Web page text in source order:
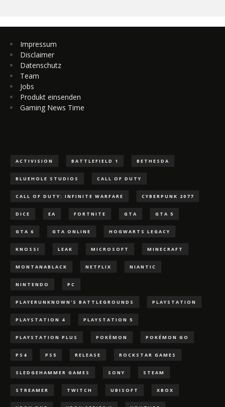
Impressum
Disclaimer
Datenschutz
Team
Jobs
Produkt einsenden
Gaming News Time
ACTIVISION BATTLEFIELD 1 BETHESDA
BLUEHOLE STUDIOS CALL OF DUTY
CALL OF DUTY: INFINITE WARFARE CYBERPUNK 2077
DICE EA FORTNITE GTA GTA 5
GTA 6 GTA ONLINE HOGWARTS LEGACY
KNOSSI LEAK MICROSOFT MINECRAFT
MONTANABLACK NETFLIX NIANTIC
NINTENDO PC
PLAYERUNKNOWN'S BATTLEGROUNDS PLAYSTATION
PLAYSTATION 4 PLAYSTATION 5
PLAYSTATION PLUS POKÈMON POKÉMON GO
PS4 PS5 RELEASE ROCKSTAR GAMES
SLEDGEHAMMER GAMES SONY STEAM
STREAMER TWITCH UBISOFT XBOX